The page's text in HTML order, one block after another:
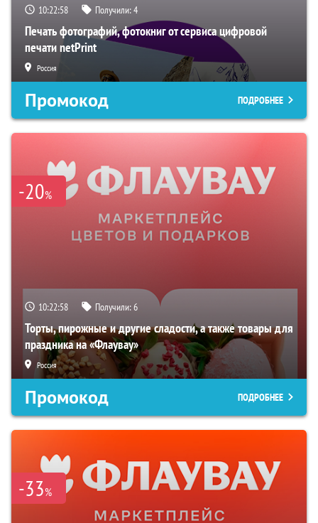
10:22:57 Получили:4
Печать фотографий, фотокниг от сервиса цифровой
печати netPrint
Россия
Промокод ПОДРОБНЕЕ
-20%
10:22:57 Получили:6
Торты, пирожные и другие сладости, а также товары для
праздника на «Флаувау»
Россия
Промокод ПОДРОБНЕЕ
-33%